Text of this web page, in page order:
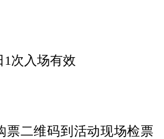
1次入场有效
票二维码到活动现场检票